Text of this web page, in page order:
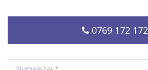
0769 172 172